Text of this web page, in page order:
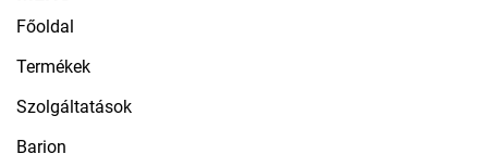
Főoldal
Termékek
Szolgáltatások
Barion